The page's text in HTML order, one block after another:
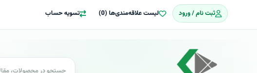
ثبت نام / ورود لیست علاقه‌مندی‌ها (0) تسویه حساب